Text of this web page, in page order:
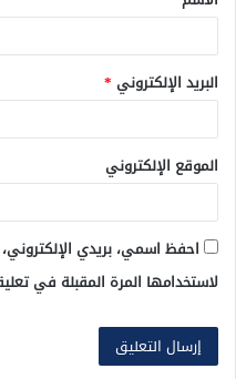
البريد الإلكتروني *
الموقع الإلكتروني
احفظ اسمي، بريدي
لاستخدامها المرة المقبلة في